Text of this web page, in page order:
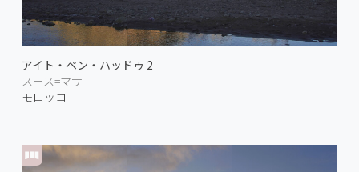
アイト・ベン・ハッドゥ 2
スース=マサ
モロッコ